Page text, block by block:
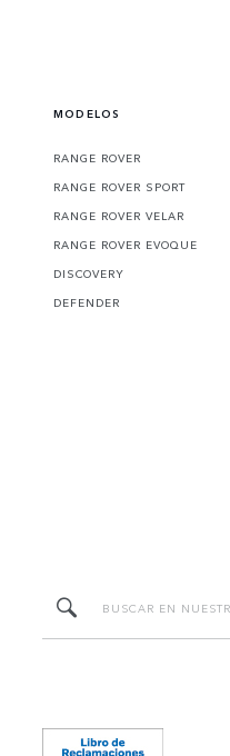
MODELOS
RANGE ROVER
RANGE ROVER SPORT
RANGE ROVER VELAR
RANGE ROVER EVOQUE
DISCOVERY
DEFENDER